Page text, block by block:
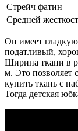
Стрейч фатин
Средней
Он имеет
податливый,
Ширина ткани в
м. Это
купить ткань с
Тогда детская